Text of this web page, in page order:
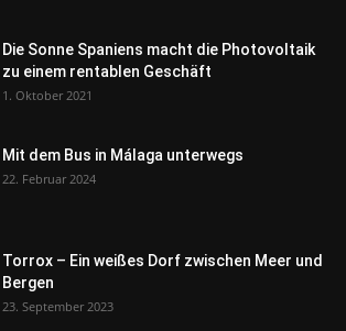
Die Sonne Spaniens macht die Photovoltaik
zu einem rentablen Geschäft
1. Oktober 2021
Mit dem Bus in Málaga unterwegs
22. Februar 2024
Torrox – Ein weißes Dorf zwischen Meer und
Bergen
23. September 2023